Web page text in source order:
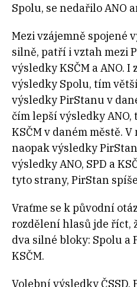
Spolu, se nedařilo ANO
Mezi vzájemně spojené
silně, patří i vztah mezi
výsledky KSČM a ANO.
výsledky Spolu, tím
výsledky PirStanu v
čím lepší výsledky
KSČM v daném městě.
naopak výsledky
výsledky ANO, SPD a
tyto strany, PirStan
Vraťme se k původní
rozdělení hlasů jde říct,
dva silné bloky: Spolu a
KSČM.
Volební výsledky ČSSD,